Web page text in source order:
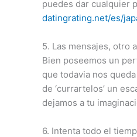
puedes dar cualquier
datingrating.net/es/
5. Las mensajes, otro
Bien poseemos un
que todavia nos
de ‘currartelos’ un
dejamos a tu
6. Intenta todo el